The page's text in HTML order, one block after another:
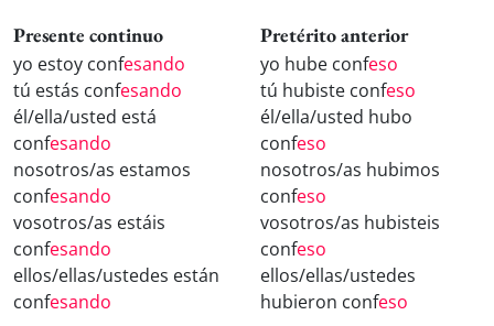
Presente continuo
yo estoy confesando
tú estás confesando
él/ella/usted está
confesando
nosotros/as estamos
confesando
vosotros/as estáis
confesando
ellos/ellas/ustedes están
confesando
Pretérito anterior
yo hube confeso
tú hubiste confeso
él/ella/usted hubo
confeso
nosotros/as hubimos
confeso
vosotros/as hubisteis
confeso
ellos/ellas/ustedes
hubieron confeso